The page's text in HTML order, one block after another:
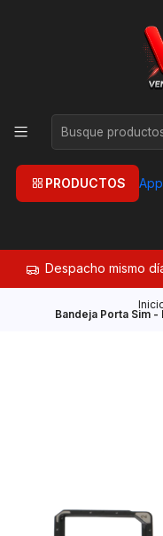
PRODUCTOS
Despacho mismo
Bandeja Porta Sim -